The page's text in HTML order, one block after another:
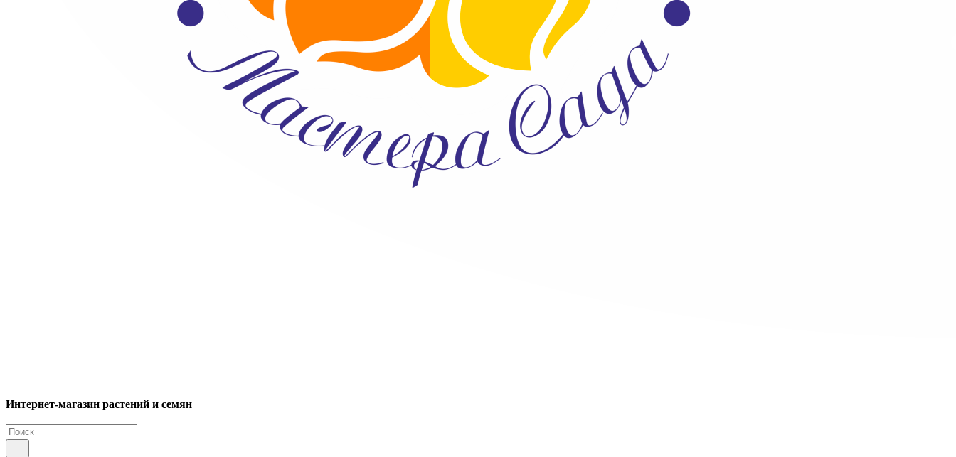
Интернет-магазин растений и семян